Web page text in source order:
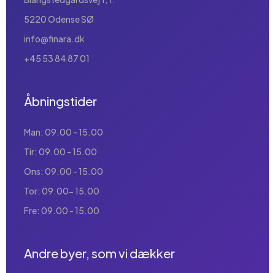
5220 Odense SØ
info@finara.dk
+45 53 84 87 01
Åbningstider
Man: 09.00 - 15.00
Tir: 09.00 - 15.00
Ons: 09.00 - 15.00
Tor: 09.00- 15.00
Fre: 09.00 - 15.00
Andre byer, som vi dækker